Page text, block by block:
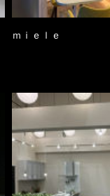
ｍｉｅｌｅ